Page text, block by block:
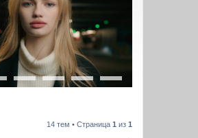
14 тем • Страница 1 из 1